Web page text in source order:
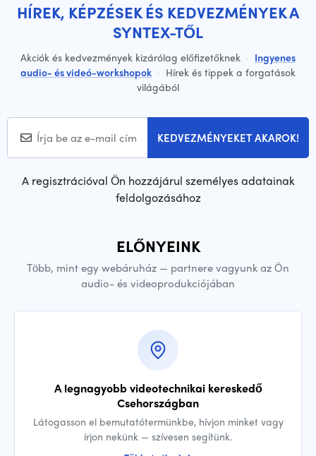
HÍREK, KÉPZÉSEK ÉS KEDVEZMÉNYEK A
SYNTEX-TŐL
Akciók és kedvezmények kizárólag előfizetőknek · Ingyenes
audio- és videó-workshopok · Hírek és tippek a forgatások
világából
KEDVEZMÉNYEKET AKAROK!
A regisztrációval Ön hozzájárul személyes adatainak
feldolgozásához
ELŐNYEINK
Több, mint egy webáruház — partnere vagyunk az Ön
audio- és videoprodukciójában
A legnagyobb videotechnikai kereskedő
Csehországban
Látogasson el bemutatótermünkbe, hívjon minket vagy
írjon nekünk — szívesen segítünk.